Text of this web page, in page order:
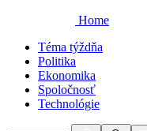
Home
Téma týždňa
Politika
Ekonomika
Spoločnosť
Technológie